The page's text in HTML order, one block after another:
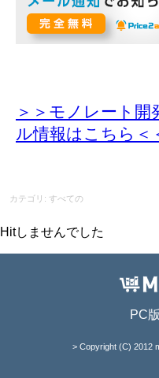
＞＞モノレート
ル情報はこちら＜
カテゴリ: すべての
Hitしませんでした
PC
> Copyright (C) 2012